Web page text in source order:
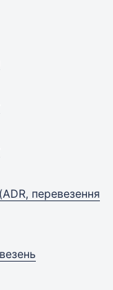
перевезення